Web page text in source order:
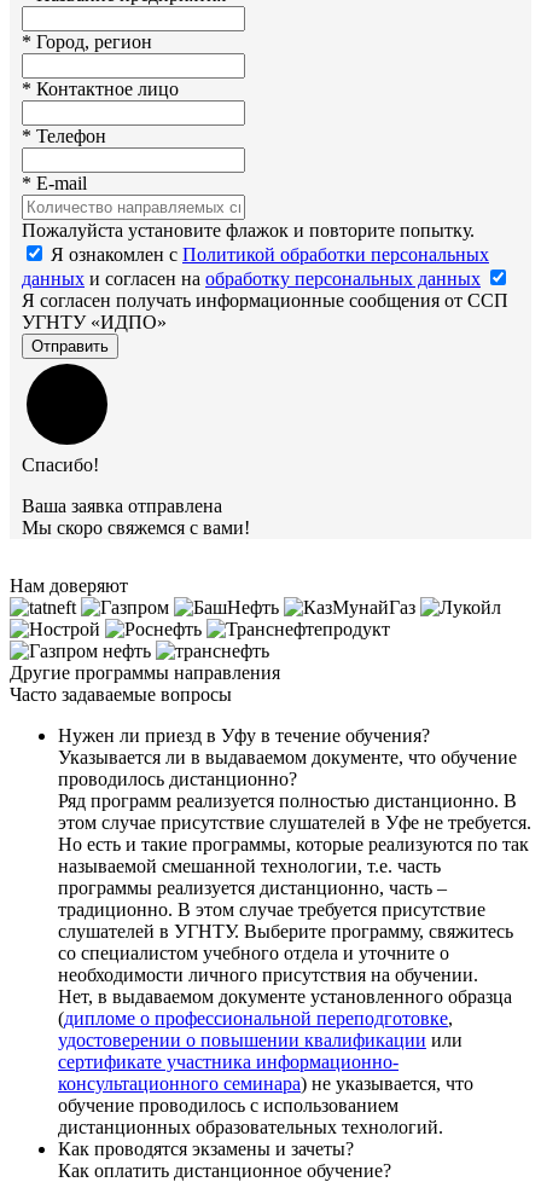
* Город, регион
* Контактное лицо
* Телефон
* E-mail
Пожалуйста установите флажок и повторите попытку.
Я ознакомлен с Политикой обработки персональных
данных и согласен на обработку персональных данных
Я согласен получать информационные сообщения от ССП
УГНТУ «ИДПО»
Отправить
Спасибо!
Ваша заявка отправлена
Мы скоро свяжемся с вами!
Нам доверяют
Другие программы направления
Часто задаваемые вопросы
Нужен ли приезд в Уфу в течение обучения?
Указывается ли в выдаваемом документе, что обучение
проводилось дистанционно?
Ряд программ реализуется полностью дистанционно. В
этом случае присутствие слушателей в Уфе не требуется.
Но есть и такие программы, которые реализуются по так
называемой смешанной технологии, т.е. часть
программы реализуется дистанционно, часть –
традиционно. В этом случае требуется присутствие
слушателей в УГНТУ. Выберите программу, свяжитесь
со специалистом учебного отдела и уточните о
необходимости личного присутствия на обучении.
Нет, в выдаваемом документе установленного образца
(дипломе о профессиональной переподготовке,
удостоверении о повышении квалификации или
сертификате участника информационно-
консультационного семинара) не указывается, что
обучение проводилось с использованием
дистанционных образовательных технологий.
Как проводятся экзамены и зачеты?
Как оплатить дистанционное обучение?